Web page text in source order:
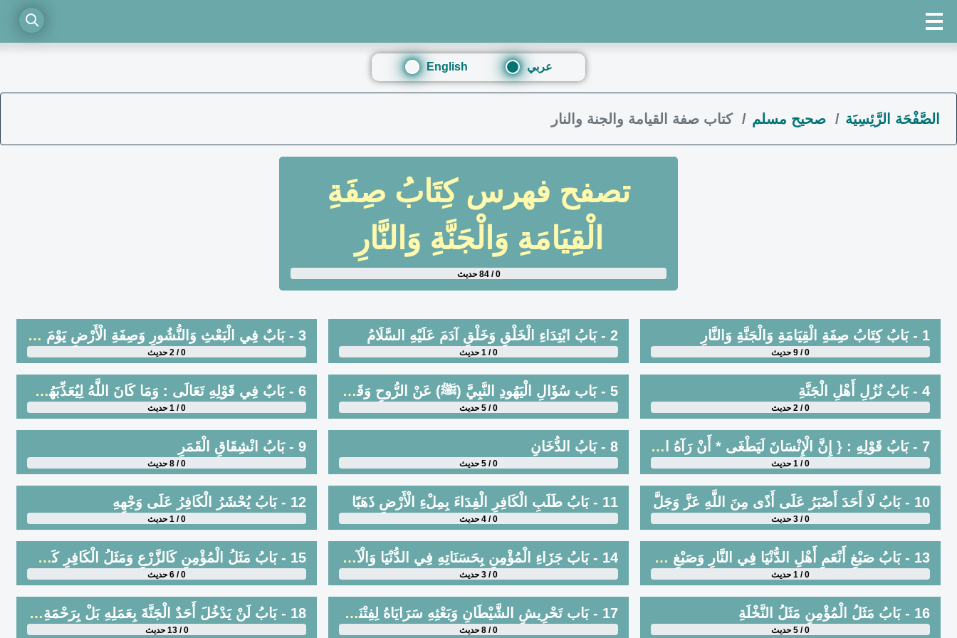
English عربي
الصَّفْحَة الرَّئِسِيَة صحيح مسلم كتاب صفة القيامة والجنة والنار
تصفح فهرسكِتَابُ صِفَةِ
الْقِيَامَةِ وَالْجَنَّةِ وَالنَّارِ
0 / 84 حديث
1 - بَابُ كِتَابُ صِفَةِ الْقِيَامَةِ وَالْجَنَّةِ وَالنَّارِ
0 / 9 حديث
2 - بَابُ ابْتِدَاءِ الْخَلْقِ وَخَلْقِ آدَمَ عَلَيْهِ السَّلَامُ
0 / 1 حديث
3 - بَابٌ فِي الْبَعْثِ وَالنُّشُورِ وَصِفَةِ الْأَرْضِ يَوْمَ الْقِيَامَةِ
0 / 2 حديث
4 - بَابُ نُزُلِ أَهْلِ الْجَنَّةِ
0 / 2 حديث
5 - بَاب سُؤَالِ الْيَهُودِ النَّبِيَّ (ﷺ) عَنْ الرُّوحِ وَقَوْله تَعَالَى يَسْأَلُونَكَ عَنْ الرُّوحِ الْآيَةَ
0 / 5 حديث
6 - بَابٌ فِي قَوْلِهِ تَعَالَى : وَمَا كَانَ اللَّهُ لِيُعَذِّبَهُمْ وَأَنْتَ فِيهِمْ
0 / 1 حديث
7 - بَابُ قَوْلِهِ : { إِنَّ الْإِنْسَانَ لَيَطْغَى * أَنْ رَآهُ اسْتَغْنَى }
0 / 1 حديث
8 - بَابُ الدُّخَانِ
0 / 5 حديث
9 - بَابُ انْشِقَاقِ الْقَمَرِ
0 / 8 حديث
10 - بَابُ لَا أَحَدَ أَصْبَرُ عَلَى أَذًى مِنَ اللَّهِ عَزَّ وَجَلَّ
0 / 3 حديث
11 - بَابُ طَلَبِ الْكَافِرِ الْفِدَاءَ بِمِلْءِ الْأَرْضِ ذَهَبًا
0 / 4 حديث
12 - بَابُ يُحْشَرُ الْكَافِرُ عَلَى وَجْهِهِ
0 / 1 حديث
13 - بَابُ صَبْغِ أَنْعَمِ أَهْلِ الدُّنْيَا فِي النَّارِ وَصَبْغِ أَشَدِّهِمْ بُؤْسًا فِي الْجَنَّةِ ‏‏
0 / 1 حديث
14 - بَابُ جَزَاءِ الْمُؤْمِنِ بِحَسَنَاتِهِ فِي الدُّنْيَا وَالْآخِرَةِ وَتَعْجِيلِ حَسَنَاتِ الْكَافِرِ فِي الدُّنْيَا
0 / 3 حديث
15 - بَابُ مَثَلُ الْمُؤْمِنِ كَالزَّرْعِ وَمَثَلُ الْكَافِرِ كَشَجَرِ الْأَرْزِ
0 / 6 حديث
16 - بَابُ مَثَلُ الْمُؤْمِنِ مَثَلُ النَّخْلَةِ
0 / 5 حديث
17 - بَاب تَحْرِيشِ الشَّيْطَانِ وَبَعْثِهِ سَرَايَاهُ لِفِتْنَةِ النَّاسِ وَأَنَّ مَعَ كُلِّ إِنْسَانٍ قَرِينًا
0 / 8 حديث
18 - بَابُ لَنْ يَدْخُلَ أَحَدٌ الْجَنَّةَ بِعَمَلِهِ بَلْ بِرَحْمَةِ اللَّهِ تَعَالَى
0 / 13 حديث